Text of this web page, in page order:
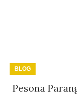
BLOG
Pesona